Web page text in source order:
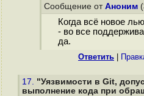
Сообщение от Аноним
Когда всё новое
- во все
да.
Ответить
17. "Уязвимости в Git,
выполнение кода при